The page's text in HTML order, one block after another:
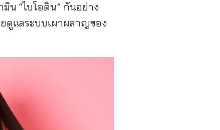
น “ไบโอติน” กันอย่าง
ดูแลระบบเผาผลาญของ